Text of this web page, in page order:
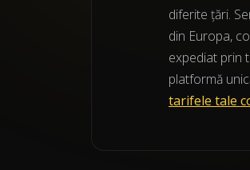
diferite țări.
din Europa,
expediat prin
platformă
tarifele tale